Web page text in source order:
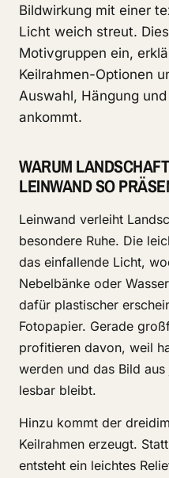
Bildwirkung mit einer
Licht weich streut.
Motivgruppen ein,
Keilrahmen-Optionen
Auswahl, Hängung
ankommt.
WARUM
LEINWAND SO
Leinwand verleiht
besondere Ruhe. Die
das einfallende Licht,
Nebelbänke oder
dafür plastischer
Fotopapier. Gerade
profitieren davon, weil
werden und das Bild
lesbar bleibt.
Hinzu kommt der
Keilrahmen erzeugt.
entsteht ein leichtes